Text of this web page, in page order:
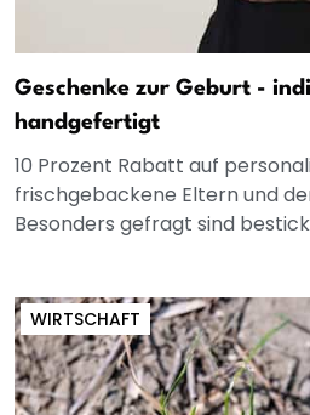
Geschenke zur Geburt -
handgefertigt
10 Prozent Rabatt auf
frischgebackene Eltern und
Besonders gefragt sind
WIRTSCHAFT